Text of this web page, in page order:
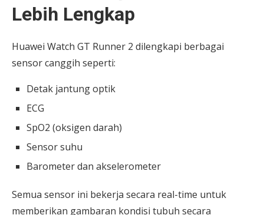
Lebih Lengkap
Huawei Watch GT Runner 2 dilengkapi berbagai
sensor canggih seperti:
Detak jantung optik
ECG
SpO2 (oksigen darah)
Sensor suhu
Barometer dan akselerometer
Semua sensor ini bekerja secara real-time untuk
memberikan gambaran kondisi tubuh secara